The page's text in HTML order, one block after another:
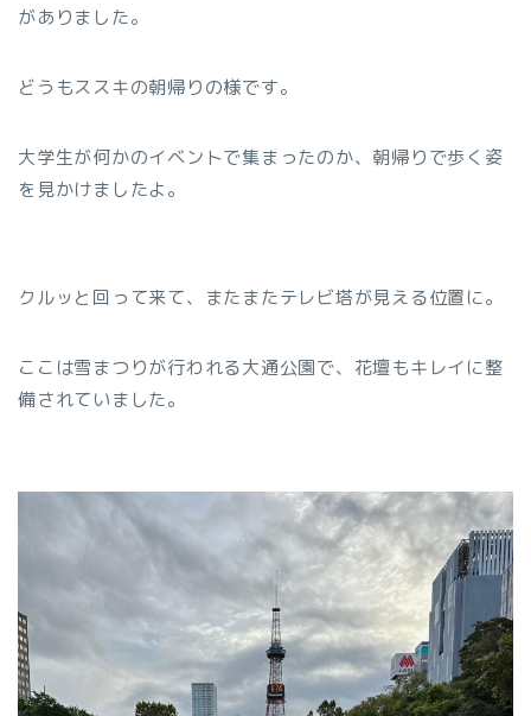
がありました。
どうもススキの朝帰りの様です。
大学生が何かのイベントで集まったのか、朝帰りで歩く姿
を見かけましたよ。
クルッと回って来て、またまたテレビ塔が見える位置に。
ここは雪まつりが行われる大通公園で、花壇もキレイに整
備されていました。